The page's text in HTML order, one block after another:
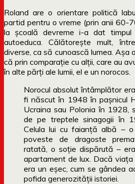
Roland are o orientare politică
partid pentru o vreme (prin anii 60-
la școală devreme i-a dat
autoeduca. Călătorește mult,
diverse, ca să cunoască lumea. Așa
că prin comparație cu alții, care au
în alte părți ale lumii, el e un norocos.
Norocul absolut întâmplător
fi născut în 1948 în paşnicul
Ucraina sau Polonia în
de pe treptele sinagogii în
Celula lui cu faianţă albă –
poveste de dragoste
ratată, o soţie dispărută –
apartament de lux. Dacă viaţa
era un eşec, cum se gândea
pofida generozităţii istoriei.